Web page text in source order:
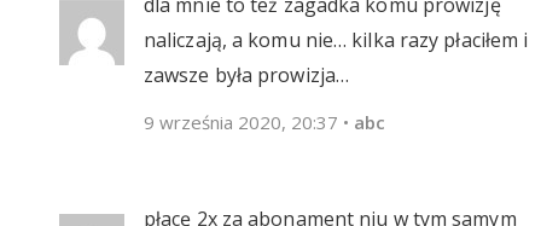
dla mnie to też zagadka komu prowizję
naliczają, a komu nie… kilka razy płaciłem i
zawsze była prowizja…
9 września 2020, 20:37 • abc
płacę 2x za abonament nju w tym samym